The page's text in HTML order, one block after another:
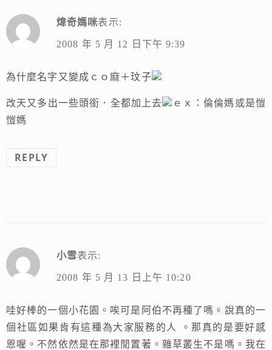
煒奇媽咪表示:
2008 年 5 月 12 日下午 9:39
為什麼名字又變成ｃｏ麻＋玟子
改天又多出一些頭銜．全都加上去
ｅｘ：倫倫媽或是愷
愷媽
REPLY
小雪表示:
2008 年 5 月 13 日上午 10:20
哇好棒的一個小花園。唉可是阿伯不再種了嗎。說真的一
個社區如果肯有這種為大家服務的人 。那真的是要好感
恩喔。不然依然是在那裡閒置著。雜草叢生不是嗎。我在